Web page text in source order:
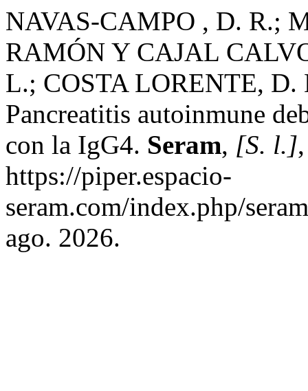
NAVAS-CAMPO , D. R.;
RAMÓN Y CAJAL
L.; COSTA LORENTE,
Pancreatitis autoinmune
con la IgG4. Seram, [S. l.]
https://piper.espacio-
seram.com/index.php/
ago. 2026.